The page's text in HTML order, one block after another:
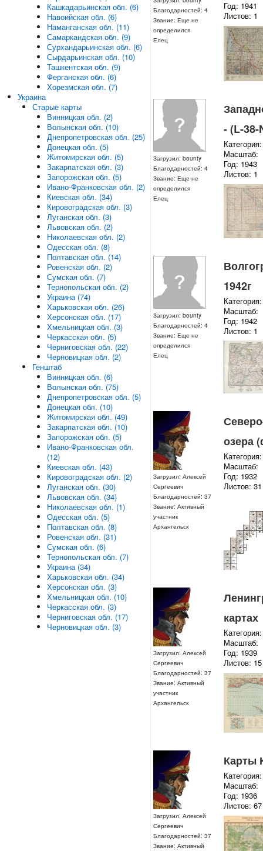
Благодарностей: 4
Звание: Еще не
определился
Елец
Год: 1941
Листов: 1
Загрузил: bounty
Благодарностей: 4
Звание: Еще не
определился
Елец
- (L-38-
Масштаб:
Год: 1943
Листов: 1
Загрузил: bounty
Благодарностей: 4
Звание: Еще не
определился
Елец
1942г
Масштаб:
Год: 1942
Листов: 1
Загрузил: Алексей
Сергеевич
Благодарностей: 37
Звание: Активный
участник
Архангельск
озера
Масштаб:
Год: 1932
Листов: 31
Загрузил: Алексей
Сергеевич
Благодарностей: 37
Звание: Активный
участник
Архангельск
картах
Масштаб:
Год: 1939
Листов: 15
Загрузил: Алексей
Сергеевич
Благодарностей: 37
Звание: Активный
Карты
Масштаб:
Год: 1936
Листов: 67
Кашкадарьинская обл. (6)
Навоийская обл. (6)
Наманганская обл. (11)
Самаркандская обл. (9)
Сурхандарьинская обл. (6)
Сырдарьинская обл. (10)
Ташкентская обл. (9)
Ферганская обл. (6)
Хорезмская обл. (7)
Украина
Старые карты
Винницкая обл. (2)
Волынская обл. (10)
Днепропетровская обл. (25)
Донецкая обл. (5)
Житомирская обл. (5)
Закарпатская обл. (3)
Запорожская обл. (5)
Ивано-Франковская обл. (2)
Киевская обл. (34)
Кировоградская обл. (3)
Луганская обл. (3)
Львовская обл. (2)
Николаевская обл. (2)
Одесская обл. (8)
Полтавская обл. (14)
Ровенская обл. (2)
Сумская обл. (7)
Тернопольская обл. (2)
Украина (74)
Харьковская обл. (26)
Херсонская обл. (17)
Хмельницкая обл. (3)
Черкасская обл. (5)
Черниговская обл. (22)
Черновицкая обл. (2)
Генштаб
Винницкая обл. (6)
Волынская обл. (75)
Днепропетровская обл. (5)
Донецкая обл. (10)
Житомирская обл. (49)
Закарпатская обл. (10)
Запорожская обл. (5)
Ивано-Франковская обл.
(12)
Киевская обл. (43)
Кировоградская обл. (2)
Луганская обл. (30)
Львовская обл. (34)
Николаевская обл. (1)
Одесская обл. (5)
Полтавская обл. (8)
Ровенская обл. (31)
Сумская обл. (6)
Тернопольская обл. (7)
Украина (34)
Харьковская обл. (34)
Херсонская обл. (3)
Хмельницкая обл. (10)
Черкасская обл. (3)
Черниговская обл. (17)
Черновицкая обл. (3)